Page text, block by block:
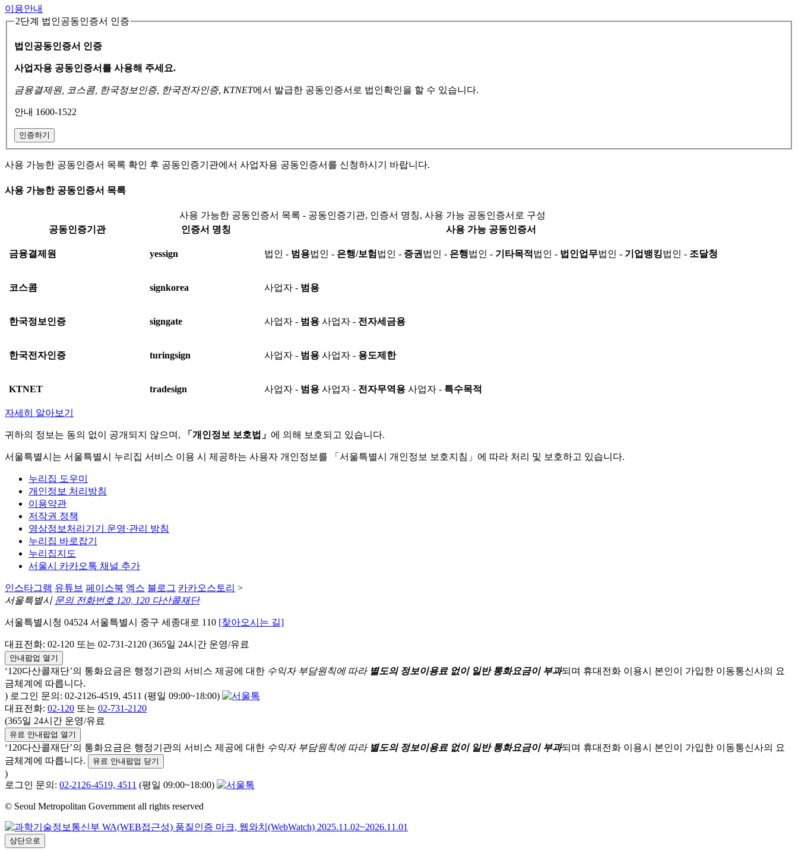
이용안내
2단계 법인공동인증서 인증
법인공동인증서 인증
사업자용 공동인증서를 사용해 주세요.
금융결제원, 코스콤, 한국정보인증, 한국전자인증, KTNET에서 발급한 공동인증서로 법인확인을 할 수 있습니다.
안내 1600-1522
인증하기
사용 가능한 공동인증서 목록 확인 후 공동인증기관에서 사업자용 공동인증서를 신청하시기 바랍니다.
사용 가능한 공동인증서 목록
사용 가능한 공동인증서 목록 - 공동인증기관, 인증서 명칭, 사용 가능 공동인증서로 구성
공동인증기관
인증서 명칭 사용 가능 공동인증서
금융결제원 yessign 법인 - 범용법인 - 은행/보험 법인 - 증권 법인 - 은행법인 - 기타목적 법인 - 법인업무법인 - 기업뱅킹법인 - 조달청
코스콤 signkorea 사업자 - 범용
한국정보인증 signgate 사업자 - 범용 사업자 - 전자세금용
한국전자인증 turingsign 사업자 - 범용 사업자 - 용도제한
KTNET tradesign 사업자 - 범용 사업자 - 전자무역용 사업자 - 특수목적
자세히 알아보기
귀하의 정보는 동의 없이 공개되지 않으며, 「개인정보 보호법」 에 의해 보호되고 있습니다.
서울특별시는 서울특별시 누리집 서비스 이용 시 제공하는 사용자 개인정보를 「서울특별시 개인정보 보호지침」에 따라 처리 및 보호하고 있습니다.
누리집 도우미
개인정보 처리방침
이용약관
저작권 정책
영상정보처리기기 운영·관리 방침
누리집 바로잡기
누리집지도
서울시 카카오톡 채널 추가
인스타그램 유튜브 페이스북 엑스 블로그 카카오스토리 >
서울특별시 문의 전화번호 120, 120 다산콜재단
서울특별시청 04524 서울특별시 중구 세종대로 110 [찾아오시는 길]
대표전화: 02-120 또는 02-731-2120 (365일 24시간 운영/유료
안내팝업 열기
‘120다산콜재단’의 통화요금은 행정기관의 서비스 제공에 대한 수익자 부담원칙에 따라 별도의 정보이용료 없이 일반 통화요금이 부과되며 휴대전화 이용시 본인이 가입한 이동통신사의 요
금체계에 따릅니다.
) 로그인 문의: 02-2126-4519, 4511 (평일 09:00~18:00)
대표전화: 02-120 또는 02-731-2120
(365일 24시간 운영/유료
유료 안내팝업 열기
‘120다산콜재단’의 통화요금은 행정기관의 서비스 제공에 대한 수익자 부담원칙에 따라 별도의 정보이용료 없이 일반 통화요금이 부과되며 휴대전화 이용시 본인이 가입한 이동통신사의 요
금체계에 따릅니다.
유료 안내팝업 닫기
)
로그인 문의: 02-2126-4519, 4511 (평일 09:00~18:00)
© Seoul Metropolitan Government all rights reserved
상단으로